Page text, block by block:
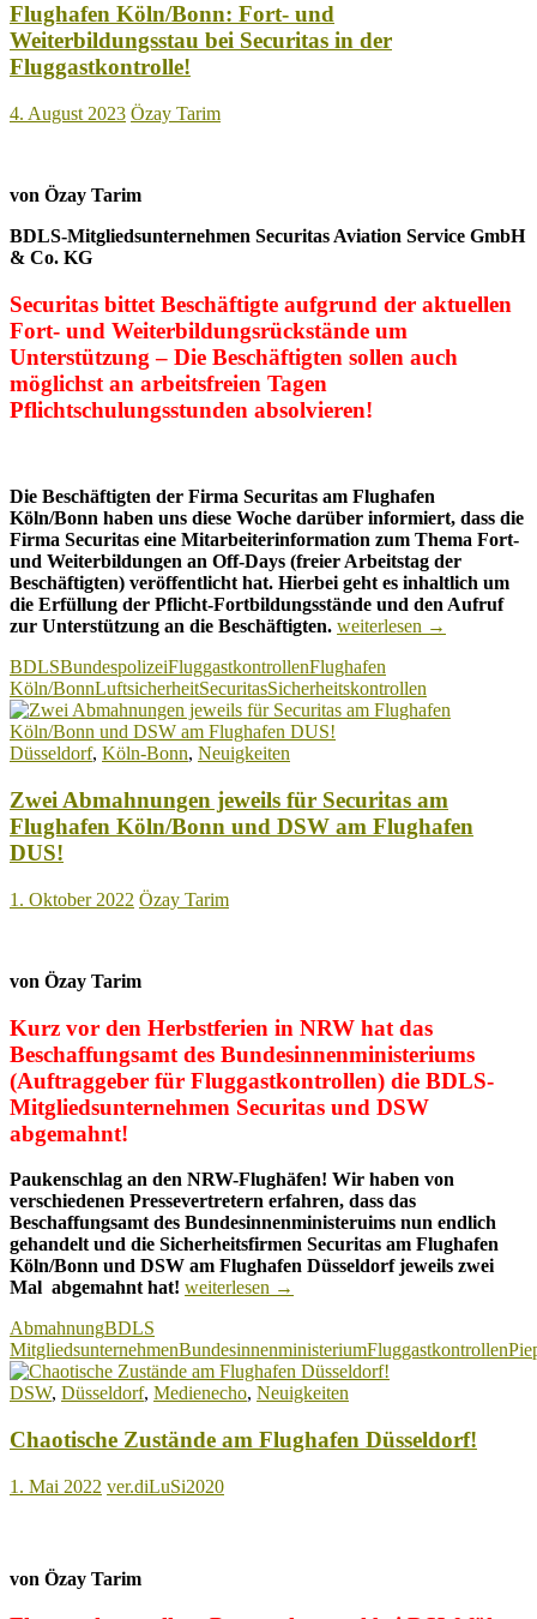
Flughafen Köln/Bonn: Fort- und
Weiterbildungsstau bei Securitas in der
Fluggastkontrolle!
4. August 2023 Özay Tarim
von Özay Tarim
BDLS-Mitgliedsunternehmen Securitas Aviation Service GmbH
& Co. KG
Securitas bittet Beschäftigte aufgrund der aktuellen
Fort- und Weiterbildungsrückstände um
Unterstützung – Die Beschäftigten sollen auch
möglichst an arbeitsfreien Tagen
Pflichtschulungsstunden absolvieren!
Die Beschäftigten der Firma Securitas am Flughafen
Köln/Bonn haben uns diese Woche darüber informiert, dass die
Firma Securitas eine Mitarbeiterinformation zum Thema Fort-
und Weiterbildungen an Off-Days (freier Arbeitstag der
Beschäftigten) veröffentlicht hat. Hierbei geht es inhaltlich um
die Erfüllung der Pflicht-Fortbildungsstände und den Aufruf
zur Unterstützung an die Beschäftigten. Flughafen
Fort-
und
Weiterbildungsstau
der
Fluggastkontrolle!
weiterlesen →
BDLSBundespolizeiFluggastkontrollenFlughafen
Köln/BonnLuftsicherheitSecuritasSicherheitskontrollen
Düsseldorf, Köln-Bonn, Neuigkeiten
Zwei Abmahnungen jeweils für Securitas am
Flughafen Köln/Bonn und DSW am Flughafen
DUS!
1. Oktober 2022 Özay Tarim
von Özay Tarim
Kurz vor den Herbstferien in NRW hat das
Beschaffungsamt des Bundesinnenministeriums
(Auftraggeber für Fluggastkontrollen) die BDLS-
Mitgliedsunternehmen Securitas und DSW
abgemahnt!
Paukenschlag an den NRW-Flughäfen! Wir haben von
verschiedenen Pressevertretern erfahren, dass das
Beschaffungsamt des Bundesinnenministeruims nun endlich
gehandelt und die Sicherheitsfirmen Securitas am Flughafen
Köln/Bonn und DSW am Flughafen Düsseldorf jeweils zwei
Mal abgemahnt hat! Zwei
für
Securitas
am
Köln/Bonn
DSW
am
weiterlesen →
AbmahnungBDLS
MitgliedsunternehmenBundesinnenministeriumFluggastkontrollen
DSW, Düsseldorf, Medienecho, Neuigkeiten
Chaotische Zustände am Flughafen Düsseldorf!
1. Mai 2022 ver.diLuSi2020
von Özay Tarim